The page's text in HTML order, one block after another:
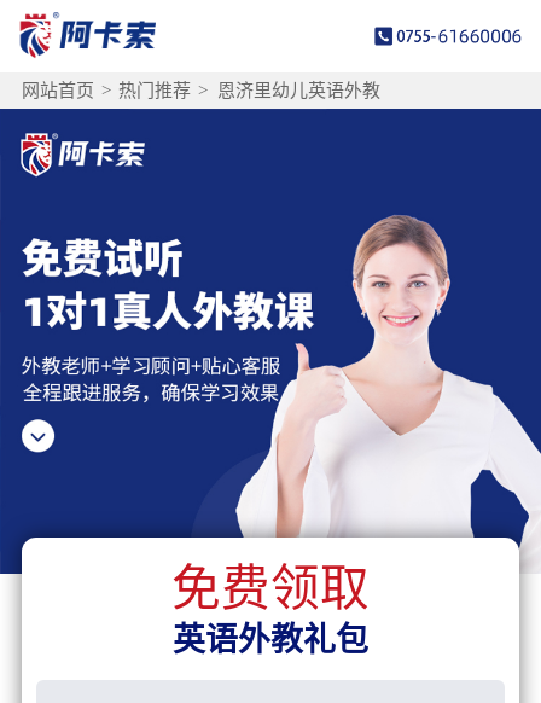
网站首页 > 热门推荐 > 恩济里幼儿英语外教
免费领取
英语外教礼包